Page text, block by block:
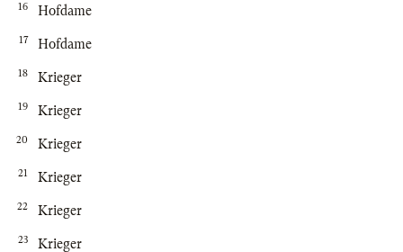
16 Hofdame
17 Hofdame
18 Krieger
19 Krieger
20 Krieger
21 Krieger
22 Krieger
23 Krieger